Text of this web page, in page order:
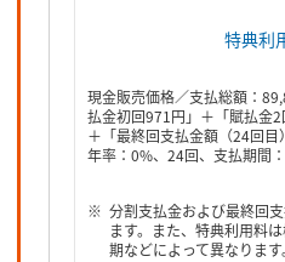
特典利
現金販売価格／支払総額：
払金初回971円」＋「賦払金2
＋「最終回支払金額（24回
年率：0%、24回、支払期間
分割支払金および最終回
ます。また、特典利用料
期などによって異なります。